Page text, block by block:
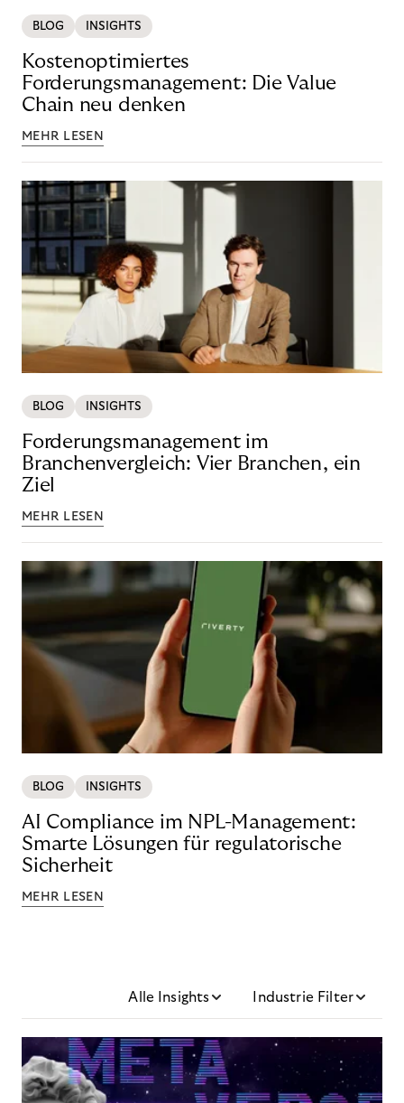
BLOG INSIGHTS
Kostenoptimiertes
Forderungsmanagement: Die Value
Chain neu denken
MEHR LESEN
BLOG INSIGHTS
Forderungsmanagement im
Branchenvergleich: Vier Branchen, ein
Ziel
MEHR LESEN
BLOG INSIGHTS
AI Compliance im NPL-Management:
Smarte Lösungen für regulatorische
Sicherheit
MEHR LESEN
Alle Insights Industrie Filter